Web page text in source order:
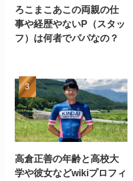
ろこまこあこの両親の仕
事や経歴やないP（スタッ
フ）は何者でパパなの？
高倉正善の年齢と高校大
学や彼女などwikiプロフィ